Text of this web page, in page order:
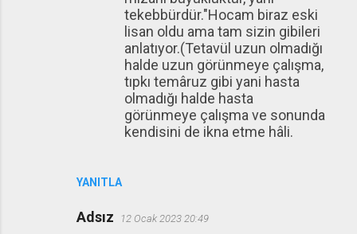
YANITLA
tekebbürdür."Hocam biraz eski
lisan oldu ama tam sizin gibileri
anlatıyor.(Tetavül uzun olmadığı
halde uzun görünmeye çalışma,
tıpkı temâruz gibi yani hasta
olmadığı halde hasta
görünmeye çalışma ve sonunda
kendisini de ikna etme hâli.
Adsız 12 Ocak 2023 20:49